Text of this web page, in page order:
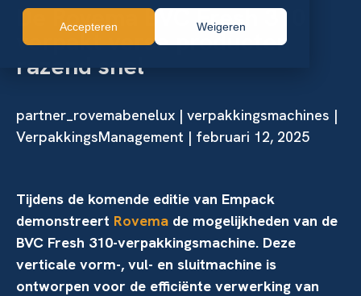
Accepteren Weigeren
De Rovema BVC Fresh 310
verpakt verse producten
razend snel
partner_rovemabenelux | verpakkingsmachines |
VerpakkingsManagement | februari 12, 2025
Tijdens de komende editie van Empack
demonstreert Rovema de mogelijkheden van de
BVC Fresh 310-verpakkingsmachine. Deze
verticale vorm-, vul- en sluitmachine is
ontworpen voor de efficiënte verwerking van